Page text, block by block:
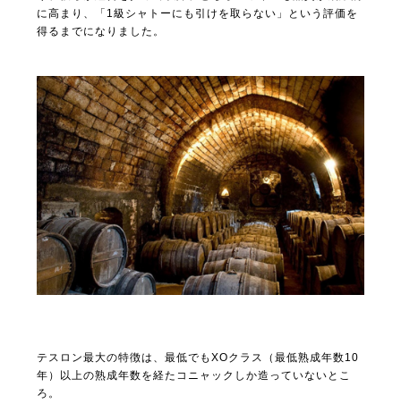
に高まり、「1級シャトーにも引けを取らない」という評価を
得るまでになりました。
テスロン最大の特徴は、最低でもXOクラス（最低熟成年数10
年）以上の熟成年数を経たコニャックしか造っていないとこ
ろ。